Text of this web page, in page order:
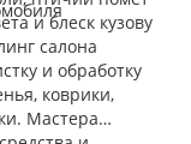
и блеск кузову
салона
и обработку
коврики,
Мастера